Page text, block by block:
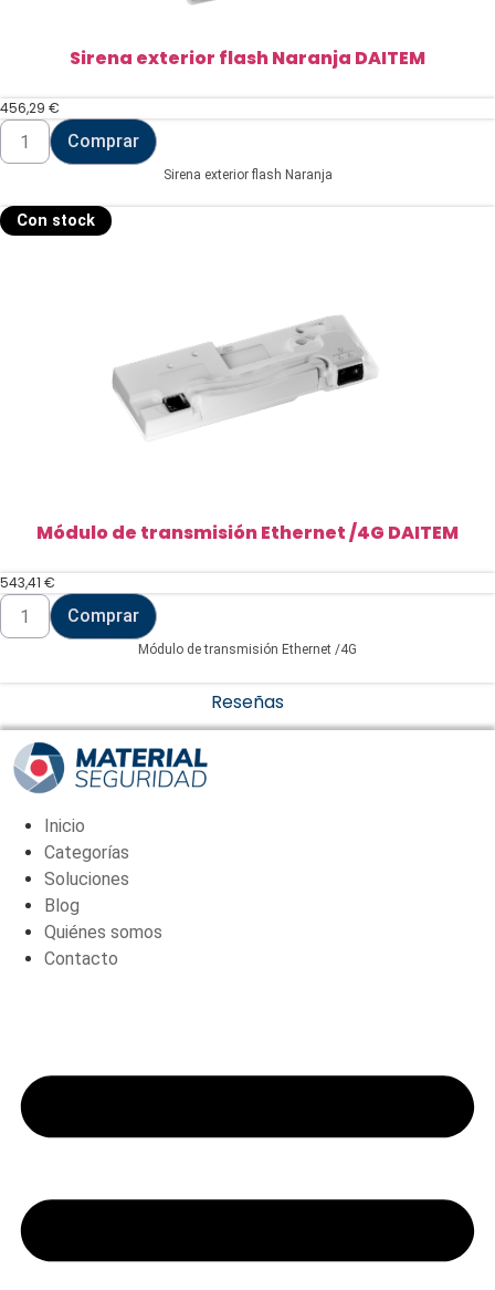
Sirena exterior flash Naranja DAITEM
456,29 €
Sirena
exterior
flash
cantidad
Comprar
Sirena exterior flash Naranja
Con stock
Módulo de transmisión Ethernet /4G DAITEM
543,41 €
Módulo
transmisión
Comprar
Módulo de transmisión Ethernet /4G
Reseñas
Inicio
Categorías
Soluciones
Blog
Quiénes somos
Contacto